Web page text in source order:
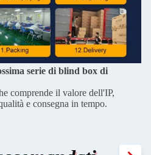
serie di blind box di
comprende il valore dell'IP,
e consegna in tempo.